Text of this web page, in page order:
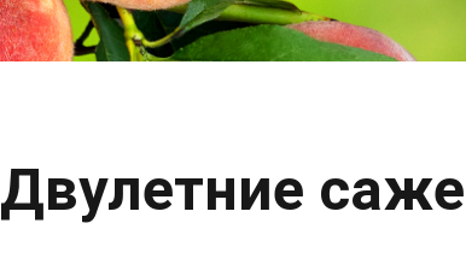
Двулетние